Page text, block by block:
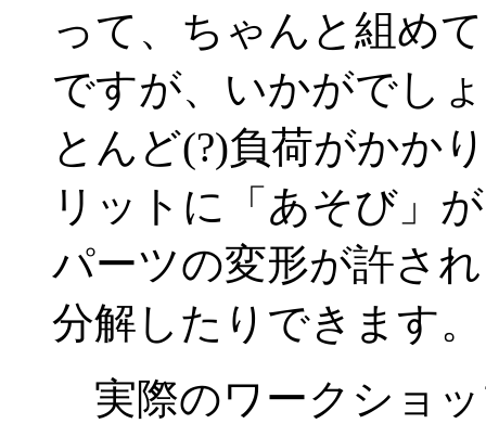
って、ちゃんと組め
ですが、いかがでし
とんど(?)負荷がかか
リットに「あそび」
パーツの変形が許さ
分解したりできます。
実際のワークショ